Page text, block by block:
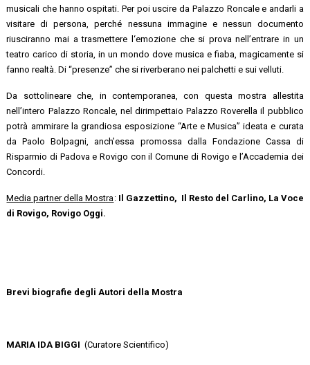
musicali che hanno ospitati. Per poi uscire da Palazzo Roncale e andarli a
visitare di persona, perché nessuna immagine e nessun documento
riusciranno mai a trasmettere l‘emozione che si prova nell’entrare in un
teatro carico di storia, in un mondo dove musica e fiaba, magicamente si
fanno realtà. Di “presenze” che si riverberano nei palchetti e sui velluti.
Da sottolineare che, in contemporanea, con questa mostra allestita
nell’intero Palazzo Roncale, nel dirimpettaio Palazzo Roverella il pubblico
potrà ammirare la grandiosa esposizione “Arte e Musica” ideata e curata
da Paolo Bolpagni, anch’essa promossa dalla Fondazione Cassa di
Risparmio di Padova e Rovigo con il Comune di Rovigo e l’Accademia dei
Concordi.
Media partner della Mostra: Il Gazzettino, Il Resto del Carlino, La Voce
di Rovigo, Rovigo Oggi.
Brevi biografie degli Autori della Mostra
MARIA IDA BIGGI (Curatore Scientifico)